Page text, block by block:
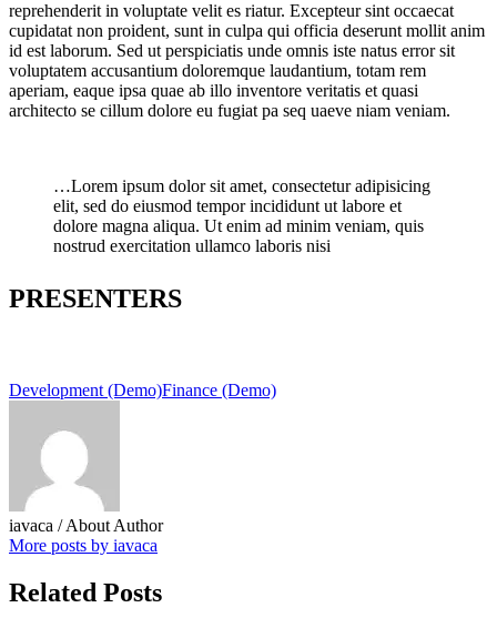
reprehenderit in voluptate velit es riatur. Excepteur sint occaecat
cupidatat non proident, sunt in culpa qui officia deserunt mollit anim
id est laborum. Sed ut perspiciatis unde omnis iste natus error sit
voluptatem accusantium doloremque laudantium, totam rem
aperiam, eaque ipsa quae ab illo inventore veritatis et quasi
architecto se cillum dolore eu fugiat pa seq uaeve niam veniam.
…Lorem ipsum dolor sit amet, consectetur adipisicing
elit, sed do eiusmod tempor incididunt ut labore et
dolore magna aliqua. Ut enim ad minim veniam, quis
nostrud exercitation ullamco laboris nisi
PRESENTERS
Development (Demo)Finance (Demo)
iavaca / About Author
More posts by iavaca
Related Posts